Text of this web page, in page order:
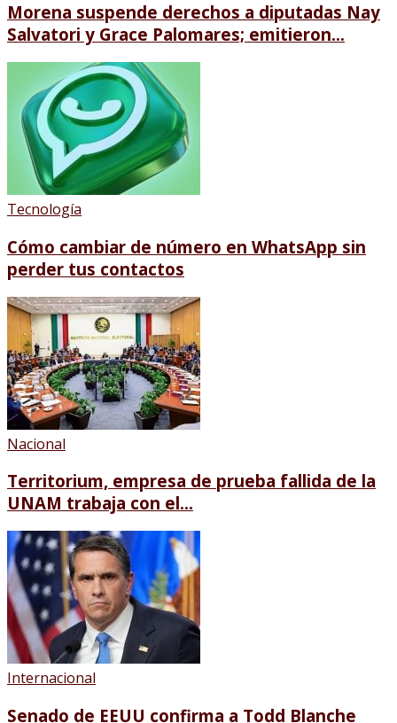
Morena suspende derechos a diputadas Nay
Salvatori y Grace Palomares; emitieron...
Tecnología
Cómo cambiar de número en WhatsApp sin
perder tus contactos
Nacional
Territorium, empresa de prueba fallida de la
UNAM trabaja con el...
Internacional
Senado de EEUU confirma a Todd Blanche